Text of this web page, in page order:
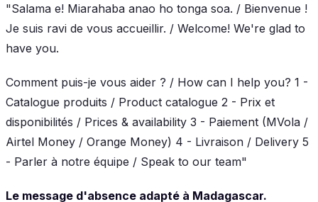
"Salama e! Miarahaba anao ho tonga soa. / Bienvenue !
Je suis ravi de vous accueillir. / Welcome! We're glad to
have you.
Comment puis-je vous aider ? / How can I help you? 1 -
Catalogue produits / Product catalogue 2 - Prix et
disponibilités / Prices & availability 3 - Paiement (MVola /
Airtel Money / Orange Money) 4 - Livraison / Delivery 5
- Parler à notre équipe / Speak to our team"
Le message d'absence adapté à Madagascar.